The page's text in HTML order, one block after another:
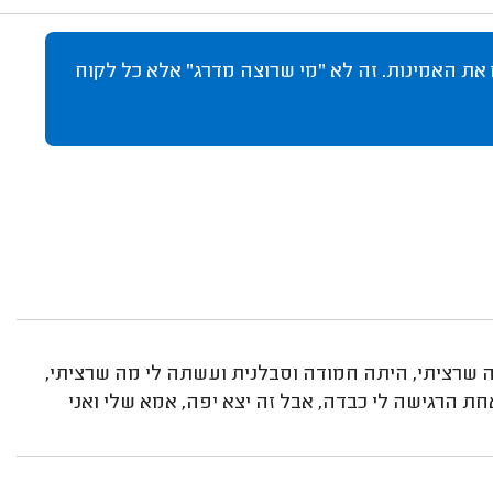
את האמינות. זה לא "מי שרוצה מדרג" אלא כל לקוח
היתה חמודה וסבלנית ועשתה לי מה שרציתי,
הרגישה לי כבדה, אבל זה יצא יפה, אמא שלי ואני